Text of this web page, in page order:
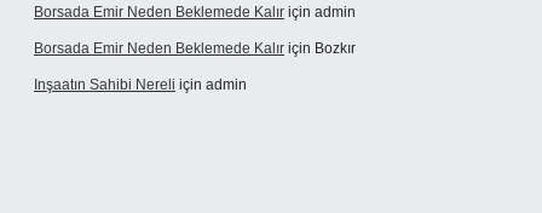
Borsada Emir Neden Beklemede Kalır için admin
Borsada Emir Neden Beklemede Kalır için Bozkır
Inşaatın Sahibi Nereli için admin